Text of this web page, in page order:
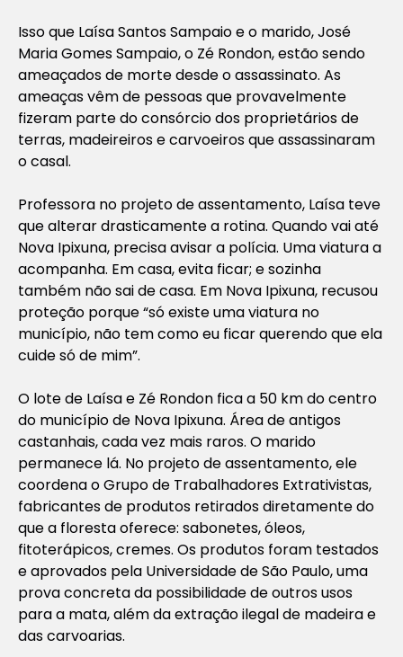
Isso que Laísa Santos Sampaio e o marido, José
Maria Gomes Sampaio, o Zé Rondon, estão sendo
ameaçados de morte desde o assassinato. As
ameaças vêm de pessoas que provavelmente
fizeram parte do consórcio dos proprietários de
terras, madeireiros e carvoeiros que assassinaram
o casal.
Professora no projeto de assentamento, Laísa teve
que alterar drasticamente a rotina. Quando vai até
Nova Ipixuna, precisa avisar a polícia. Uma viatura a
acompanha. Em casa, evita ficar; e sozinha
também não sai de casa. Em Nova Ipixuna, recusou
proteção porque “só existe uma viatura no
município, não tem como eu ficar querendo que ela
cuide só de mim”.
O lote de Laísa e Zé Rondon fica a 50 km do centro
do município de Nova Ipixuna. Área de antigos
castanhais, cada vez mais raros. O marido
permanece lá. No projeto de assentamento, ele
coordena o Grupo de Trabalhadores Extrativistas,
fabricantes de produtos retirados diretamente do
que a floresta oferece: sabonetes, óleos,
fitoterápicos, cremes. Os produtos foram testados
e aprovados pela Universidade de São Paulo, uma
prova concreta da possibilidade de outros usos
para a mata, além da extração ilegal de madeira e
das carvoarias.